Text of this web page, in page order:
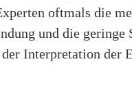
oftmals die
und die geringe
Interpretation der